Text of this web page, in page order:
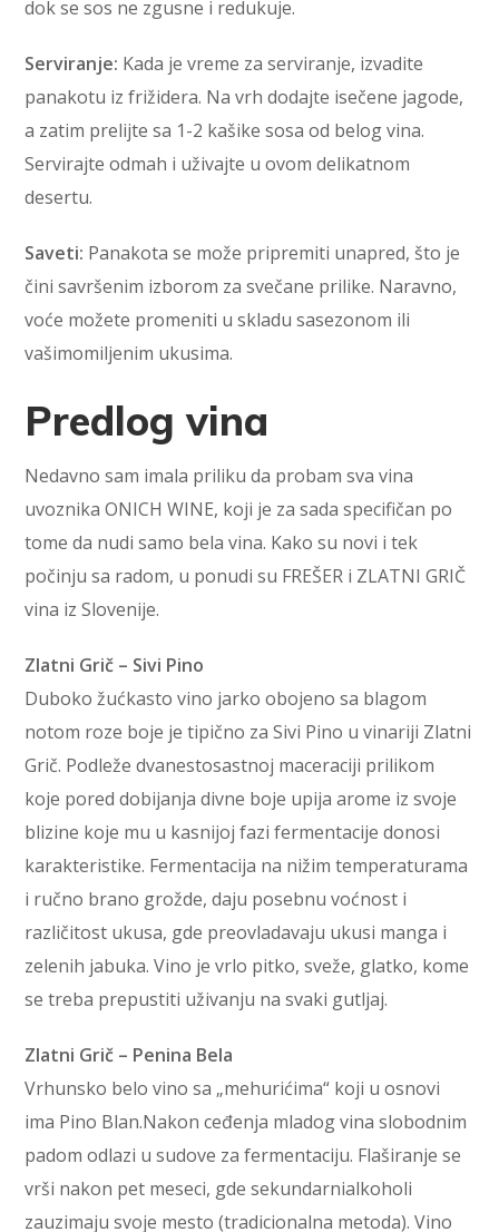
dok se sos ne zgusne i redukuje.
Serviranje: Kada je vreme za serviranje, izvadite
panakotu iz frižidera. Na vrh dodajte isečene jagode,
a zatim prelijte sa 1-2 kašike sosa od belog vina.
Servirajte odmah i uživajte u ovom delikatnom
desertu.
Saveti: Panakota se može pripremiti unapred, što je
čini savršenim izborom za svečane prilike. Naravno,
voće možete promeniti u skladu sasezonom ili
vašimomiljenim ukusima.
Predlog vina
Nedavno sam imala priliku da probam sva vina
uvoznika ONICH WINE, koji je za sada specifičan po
tome da nudi samo bela vina. Kako su novi i tek
počinju sa radom, u ponudi su FREŠER i ZLATNI GRIČ
vina iz Slovenije.
Zlatni Grič – Sivi Pino
Duboko žućkasto vino jarko obojeno sa blagom
notom roze boje je tipično za Sivi Pino u vinariji Zlatni
Grič. Podleže dvanestosastnoj maceraciji prilikom
koje pored dobijanja divne boje upija arome iz svoje
blizine koje mu u kasnijoj fazi fermentacije donosi
karakteristike. Fermentacija na nižim temperaturama
i ručno brano grožde, daju posebnu voćnost i
različitost ukusa, gde preovladavaju ukusi manga i
zelenih jabuka. Vino je vrlo pitko, sveže, glatko, kome
se treba prepustiti uživanju na svaki gutljaj.
Zlatni Grič – Penina Bela
Vrhunsko belo vino sa „mehurićima“ koji u osnovi
ima Pino Blan.Nakon ceđenja mladog vina slobodnim
padom odlazi u sudove za fermentaciju. Flaširanje se
vrši nakon pet meseci, gde sekundarnialkoholi
zauzimaju svoje mesto (tradicionalna metoda). Vino